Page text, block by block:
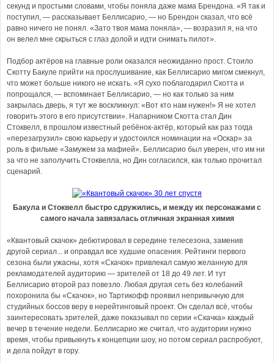
секунд и простыми словами, чтобы поняла даже мама Брендона. «Я так и
поступил, — рассказывает Беллисарио, — но Брендон сказал, что всё
равно ничего не понял. «Зато твоя мама поняла», — возразил я, на что
он велел мне скрыться с глаз долой и идти снимать пилот».
Подбор актёров на главные роли оказался неожиданно прост. Стоило
Скотту Бакуле прийти на прослушивание, как Беллисарио мигом смекнул,
что может больше никого не искать. «Я сухо поблагодарил Скотта и
попрощался, — вспоминает Беллисарио, — но как только за ним
закрылась дверь, я тут же воскликнул: «Вот кто нам нужен!» Я не хотел
говорить этого в его присутствии». Напарником Скотта стал Дин
Стоквелл, в прошлом известный ребёнок-актёр, который как раз тогда
«перезагрузил» свою карьеру и удостоился номинации на «Оскар» за
роль в фильме «Замужем за мафией». Беллисарио был уверен, что им ни
за что не заполучить Стоквелла, но Дин согласился, как только прочитал
сценарий.
Бакула и Стоквелл быстро сдружились, и между их персонажами с
самого начала завязалась отличная экранная химия
«Квантовый скачок» дебютировал в середине телесезона, заменив
другой сериал... и оправдал все худшие опасения. Рейтинги первого
сезона были ужасны, хотя «Скачок» привлекал самую желанную для
рекламодателей аудиторию — зрителей от 18 до 49 лет. И тут
Беллисарио второй раз повезло. Любая другая сеть без колебаний
похоронила бы «Скачок», но Тартикофф проявил непривычную для
студийных боссов веру в нерейтинговый проект. Он сделал всё, чтобы
заинтересовать зрителей, даже показывал по серии «Скачка» каждый
вечер в течение недели. Беллисарио же считал, что аудитории нужно
время, чтобы привыкнуть к концепции шоу, но потом сериал распробуют,
и дела пойдут в гору.